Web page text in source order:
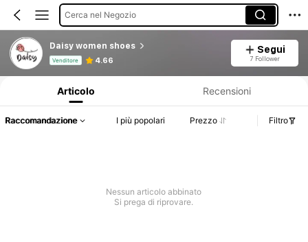
Cerca nel Negozio
Daisy women shoes
Venditore 4.66
Segui
7 Follower
Articolo Recensioni
Raccomandazione I più popolari Prezzo Filtro
Nessun articolo abbinato
Si prega di riprovare.